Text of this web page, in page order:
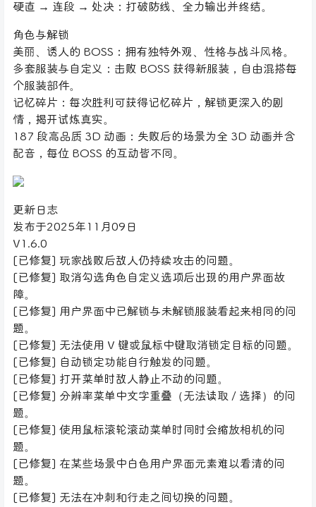
硬直 → 连段 → 处决：打破防线、全力输出并终结。
角色与解锁
美丽、诱人的 BOSS：拥有独特外观、性格与战斗风格。
多套服装与自定义：击败 BOSS 获得新服装，自由混搭每
个服装部件。
记忆碎片：每次胜利可获得记忆碎片，解锁更深入的剧
情，揭开试炼真实。
187 段高品质 3D 动画：失败后的场景为全 3D 动画并含
配音，每位 BOSS 的互动皆不同。
更新日志
发布于2025年11月09日
V1.6.0
[已修复] 玩家战败后敌人仍持续攻击的问题。
[已修复] 取消勾选角色自定义选项后出现的用户界面故
障。
[已修复] 用户界面中已解锁与未解锁服装看起来相同的问
题。
[已修复] 无法使用 V 键或鼠标中键取消锁定目标的问题。
[已修复] 自动锁定功能自行触发的问题。
[已修复] 打开菜单时敌人静止不动的问题。
[已修复] 分辨率菜单中文字重叠（无法读取 / 选择）的问
题。
[已修复] 使用鼠标滚轮滚动菜单时同时会缩放相机的问
题。
[已修复] 在某些场景中白色用户界面元素难以看清的问
题。
[已修复] 无法在冲刺和行走之间切换的问题。